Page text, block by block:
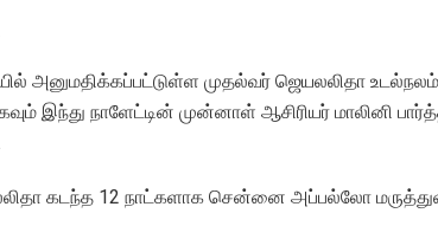
அனுமதிக்கப்பட்டுள்ள முதல்வர் ஜெயலலிதா
இந்து நாளேட்டின் முன்னாள் ஆசிரியர் மாலினி
கடந்த 12 நாட்களாக சென்னை அப்பல்லோ